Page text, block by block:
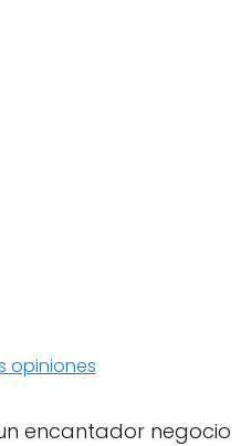
opiniones
encantador negocio